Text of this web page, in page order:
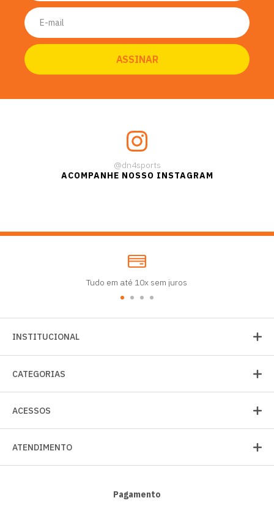
@dn4sports
ACOMPANHE NOSSO INSTAGRAM
Tudo em até 10x sem juros
INSTITUCIONAL
CATEGORIAS
ACESSOS
ATENDIMENTO
Pagamento